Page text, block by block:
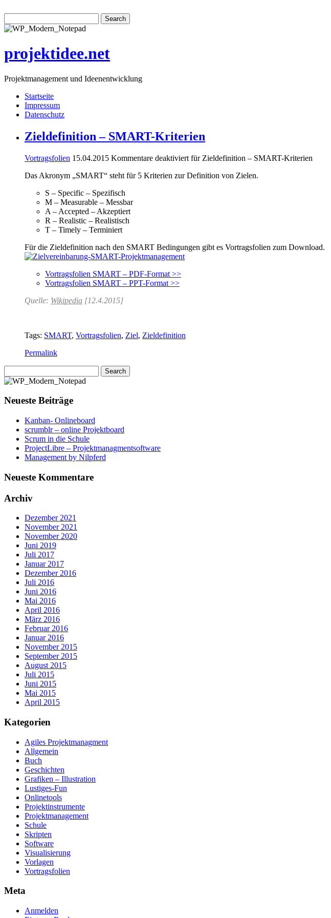
projektidee.net
Projektmanagement und Ideenentwicklung
Startseite
Impressum
Datenschutz
Zieldefinition – SMART-Kriterien
Vortragsfolien 15.04.2015 Kommentare deaktiviert für Zieldefinition – SMART-Kriterien
Das Akronym „SMART“ steht für 5 Kriterien zur Definition von Zielen.
S – Specific – Spezifisch
M – Measurable – Messbar
A – Accepted – Akzeptiert
R – Realistic – Realistisch
T – Timely – Terminiert
Für die Zieldefinition nach den SMART Bedingungen gibt es Vortragsfolien zum Download.
Vortragsfolien SMART – PDF-Format >>
Vortragsfolien SMART – PPT-Format >>
Quelle: Wikipedia [12.4.2015]
Tags: SMART, Vortragsfolien, Ziel, Zieldefinition
Permalink
Neueste Beiträge
Kanban- Onlineboard
scrumblr – online Projektboard
Scrum in die Schule
ProjectLibre – Projektmanagmentsoftware
Management by Nilpferd
Neueste Kommentare
Archiv
Dezember 2021
November 2021
November 2020
Juni 2019
Juli 2017
Januar 2017
Dezember 2016
Juli 2016
Juni 2016
Mai 2016
April 2016
März 2016
Februar 2016
Januar 2016
November 2015
September 2015
August 2015
Juli 2015
Juni 2015
Mai 2015
April 2015
Kategorien
Agiles Projektmanagment
Allgemein
Buch
Geschichten
Grafiken – Illustration
Lustiges-Fun
Onlinetools
Projektinstrumente
Projektmanagement
Schule
Skripten
Software
Visualisierung
Vorlagen
Vortragsfolien
Meta
Anmelden